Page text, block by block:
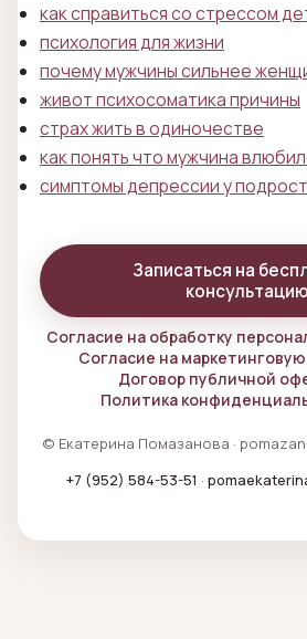
как справиться со стрессом
психология для жизни
почему мужчины сильнее
живот психосоматика причины
страх жить в одиночестве
как понять что мужчина
симптомы депрессии у
Записаться на
консультацию
Согласие на обработку
Согласие на
Договор публичной
Политика
© Екатерина Помазанова ·
+7 (952) 584-53-51 ·